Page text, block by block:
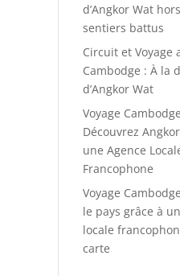
d’Angkor Wat
sentiers battus
Circuit et Voyage
Cambodge : À la
d’Angkor Wat
Voyage
Découvrez
une Agence
Francophone
Voyage
le pays grâce à
locale
carte